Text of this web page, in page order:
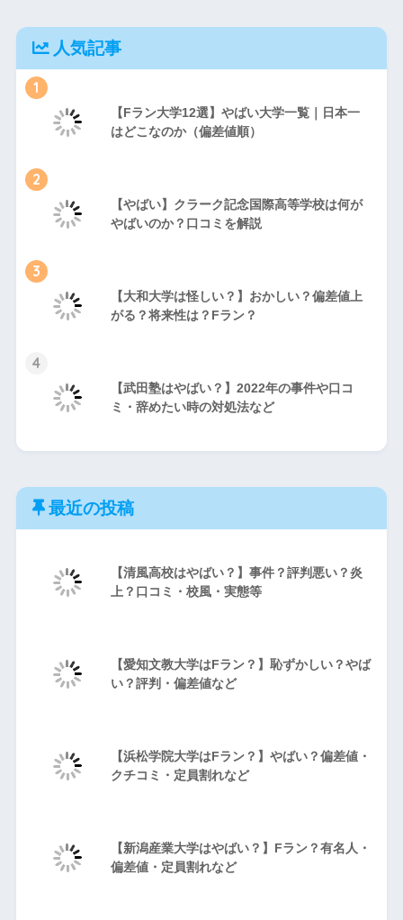
人気記事
1
【Fラン大学12選】やばい大学一覧｜日本一
はどこなのか（偏差値順）
2
【やばい】クラーク記念国際高等学校は何が
やばいのか？口コミを解説
3
【大和大学は怪しい？】おかしい？偏差値上
がる？将来性は？Fラン？
4
【武田塾はやばい？】2022年の事件や口コ
ミ・辞めたい時の対処法など
最近の投稿
【清風高校はやばい？】事件？評判悪い？炎
上？口コミ・校風・実態等
【愛知文教大学はFラン？】恥ずかしい？やば
い？評判・偏差値など
【浜松学院大学はFラン？】やばい？偏差値・
クチコミ・定員割れなど
【新潟産業大学はやばい？】Fラン？有名人・
偏差値・定員割れなど